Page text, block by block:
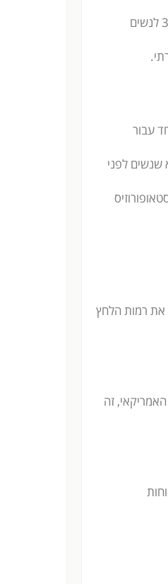
על פי חוקרים מאוניברסיטת קולורדו סטייט, שריפת הקלוריות יכולה להגיע ל460 לגברים ול330 לנשים
עבור
יוגה במשך תקופה של 5 שנים מצא שנשים לפני
משמעותית את רמות הלחץ
זה